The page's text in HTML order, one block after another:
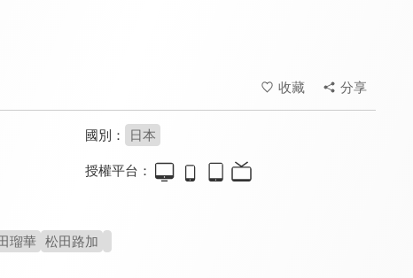
7.5 7.5
新．超人力霸王
收藏 分享
國別： 日本
授權平台：
瑠華 松田路加